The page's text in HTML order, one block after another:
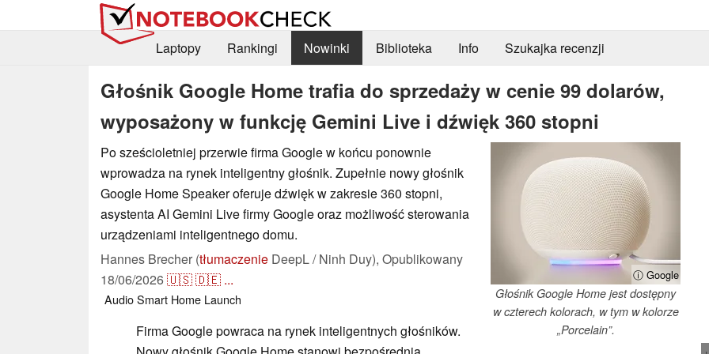
Laptopy Rankingi Nowinki Biblioteka Info Szukajka recenzji
Głośnik Google Home trafia do sprzedaży w cenie 99 dolarów,
wyposażony w funkcję Gemini Live i dźwięk 360 stopni
ⓘ Google
Głośnik Google Home jest dostępny
w czterech kolorach, w tym w kolorze
„Porcelain”.
Po sześcioletniej przerwie firma Google w końcu ponownie
wprowadza na rynek inteligentny głośnik. Zupełnie nowy głośnik
Google Home Speaker oferuje dźwięk w zakresie 360 stopni,
asystenta AI Gemini Live firmy Google oraz możliwość sterowania
urządzeniami inteligentnego domu.
Hannes Brecher (tłumaczenie DeepL / Ninh Duy), Opublikowany
18/06/2026🇺🇸🇩🇪 ...
AudioSmart Home Launch
Firma Google powraca na rynek inteligentnych głośników.